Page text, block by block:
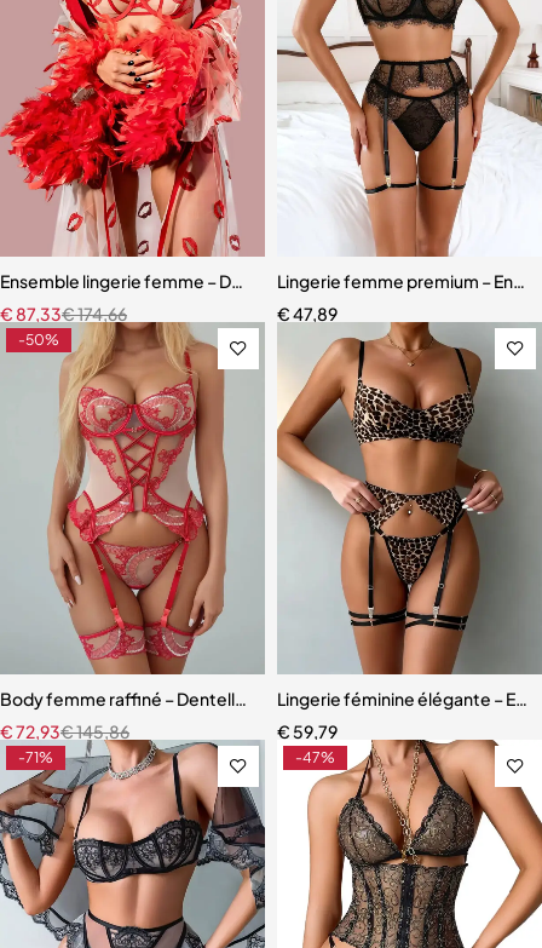
Ensemble lingerie femme – Dentelle rouge avec robe en maille et
€174,66
€ 87,33
Lingerie femme premium –
€47,89
-50%
Body femme raffiné – Dentelle, découpes modernes et détails
€145,86
€72,93
Lingerie féminine élégante –
€ 59,79
-71% -47%